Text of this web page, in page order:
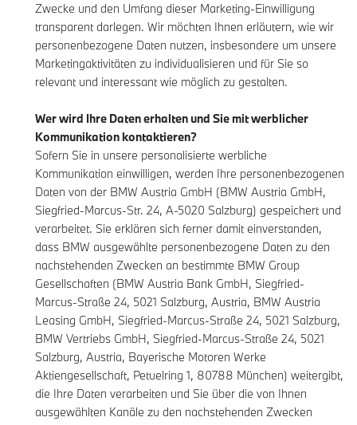
Zwecke und den Umfang dieser Marketing-Einwilligung
transparent darlegen. Wir möchten Ihnen erläutern, wie wir
personenbezogene Daten nutzen, insbesondere um unsere
Marketingaktivitäten zu individualisieren und für Sie so
relevant und interessant wie möglich zu gestalten.
Wer wird Ihre Daten erhalten und Sie mit werblicher
Kommunikation kontaktieren?
Sofern Sie in unsere personalisierte werbliche
Kommunikation einwilligen, werden Ihre personenbezogenen
Daten von der BMW Austria GmbH (BMW Austria GmbH,
Siegfried-Marcus-Str. 24, A-5020 Salzburg) gespeichert und
verarbeitet. Sie erklären sich ferner damit einverstanden,
dass BMW ausgewählte personenbezogene Daten zu den
nachstehenden Zwecken an bestimmte BMW Group
Gesellschaften (BMW Austria Bank GmbH, Siegfried-
Marcus-Straße 24, 5021 Salzburg, Austria, BMW Austria
Leasing GmbH, Siegfried-Marcus-Straße 24, 5021 Salzburg,
BMW Vertriebs GmbH, Siegfried-Marcus-Straße 24, 5021
Salzburg, Austria, Bayerische Motoren Werke
Aktiengesellschaft, Petuelring 1, 80788 München) weitergibt,
die Ihre Daten verarbeiten und Sie über die von Ihnen
ausgewählten Kanäle zu den nachstehenden Zwecken